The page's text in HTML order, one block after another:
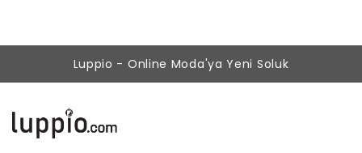
Luppio - Online Moda'ya Yeni Soluk